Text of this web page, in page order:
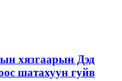
хязгаарын Дэд
шатахуун гуйв